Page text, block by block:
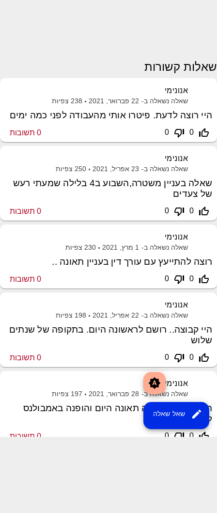
brightness_auto
edit שאל שאלה
שאלות קשורות
אנונימי
שאלה נשאלה ב- 22 פברואר, 2021 238 צפיות
היי רוצה לדעת. פיטרו אותי מהעבודה לפני כמה ימים
thumb_up_off_alt
0
thumb_down_off_alt
0
0 תשובות
אנונימי
שאלה נשאלה ב- 23 אפריל, 2021 250 צפיות
שאלה בעניין משטרה,השבוע ב4 בלילה שמעתי רעש
של צעדים
thumb_up_off_alt
0
thumb_down_off_alt
0
0 תשובות
אנונימי
שאלה נשאלה ב- 1 מרץ, 2021 230 צפיות
רוצה להתייעץ עם עורך דין בעניין תאונה ..
thumb_up_off_alt
0
thumb_down_off_alt
0
0 תשובות
אנונימי
שאלה נשאלה ב- 22 אפריל, 2021 198 צפיות
היי קבוצה.. רושם לראשונה היום. בתקופה של שנתים
שלוש
thumb_up_off_alt
0
thumb_down_off_alt
0
0 תשובות
אנונימי
שאלה נשאלה ב- 28 פברואר, 2021 197 צפיות
היי, חבר שלי עשה תאונה היום והופנה באמבולנס
לבית
thumb_up_off_alt
0
thumb_down_off_alt
0
0 תשובות